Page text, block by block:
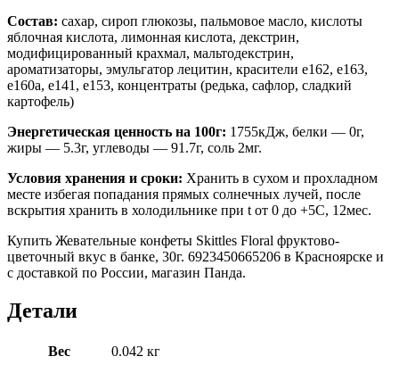
Состав: сахар, сироп глюкозы, пальмовое масло, кислоты
яблочная кислота, лимонная кислота, декстрин,
модифицированный крахмал, мальтодекстрин,
ароматизаторы, эмульгатор лецитин, красители e162, e163,
e160a, e141, e153, концентраты (редька, сафлор, сладкий
картофель)
Энергетическая ценность на 100г: 1755кДж, белки — 0г,
жиры — 5.3г, углеводы — 91.7г, соль 2мг.
Условия хранения и сроки: Хранить в сухом и прохладном
месте избегая попадания прямых солнечных лучей, после
вскрытия хранить в холодильнике при t от 0 до +5C, 12мес.
Купить Жевательные конфеты Skittles Floral фруктово-
цветочный вкус в банке, 30г. 6923450665206 в Красноярске и
с доставкой по России, магазин Панда.
Детали
Вес 0.042 кг